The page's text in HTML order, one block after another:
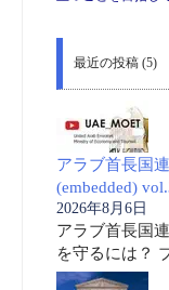
最近の投稿 (5)
アラブ首長国
(embedded)
2026年8月6日
アラブ首長国
を守るには？